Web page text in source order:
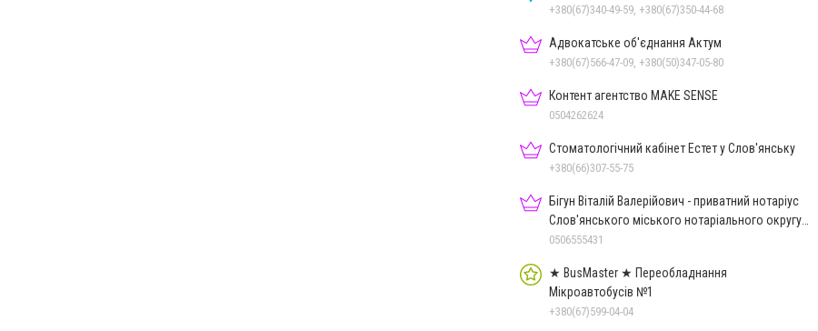
+380(67)340-49-59, +380(67)350-44-68
Адвокатське об'єднання Актум
+380(67)566-47-09, +380(50)347-05-80
Контент агентство MAKE SENSE
0504262624
Стоматологічний кабінет Естет у Слов'янську
+380(66)307-55-75
Бігун Віталій Валерійович - приватний нотаріус
Слов'янського міського нотаріального округу
Дон.обл.
0506555431
★ BusMaster ★ Переобладнання
Мікроавтобусів №1
+380(67)599-04-04